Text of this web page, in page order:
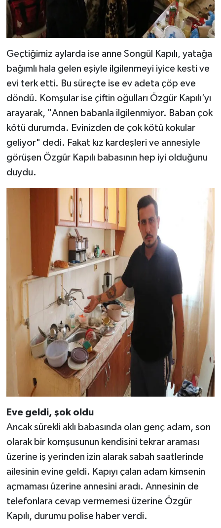
Geçtiğimiz aylarda ise anne Songül Kapılı, yatağa
bağımlı hala gelen eşiyle ilgilenmeyi iyice kesti ve
evi terk etti. Bu süreçte ise ev adeta çöp eve
döndü. Komşular ise çiftin oğulları Özgür Kapılı’yı
arayarak, "Annen babanla ilgilenmiyor. Baban çok
kötü durumda. Evinizden de çok kötü kokular
geliyor" dedi. Fakat kız kardeşleri ve annesiyle
görüşen Özgür Kapılı babasının hep iyi olduğunu
duydu.
Eve geldi, şok oldu
Ancak sürekli aklı babasında olan genç adam, son
olarak bir komşusunun kendisini tekrar araması
üzerine iş yerinden izin alarak sabah saatlerinde
ailesinin evine geldi. Kapıyı çalan adam kimsenin
açmaması üzerine annesini aradı. Annesinin de
telefonlara cevap vermemesi üzerine Özgür
Kapılı, durumu polise haber verdi.
YEREL
BÖLGEDEN
BİLİM TEKNOLOJİ
ASAYİŞ
SEÇİM 2015
ÇEVRE
BİLİM VE TEKNOLOJİ
HABERDE İNSAN